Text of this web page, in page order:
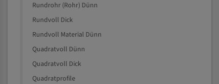
Rundrohr (Rohr) Dünn
Rundvoll Dick
Rundvoll Material Dünn
Quadratvoll Dünn
Quadratvoll Dick
Quadratprofile